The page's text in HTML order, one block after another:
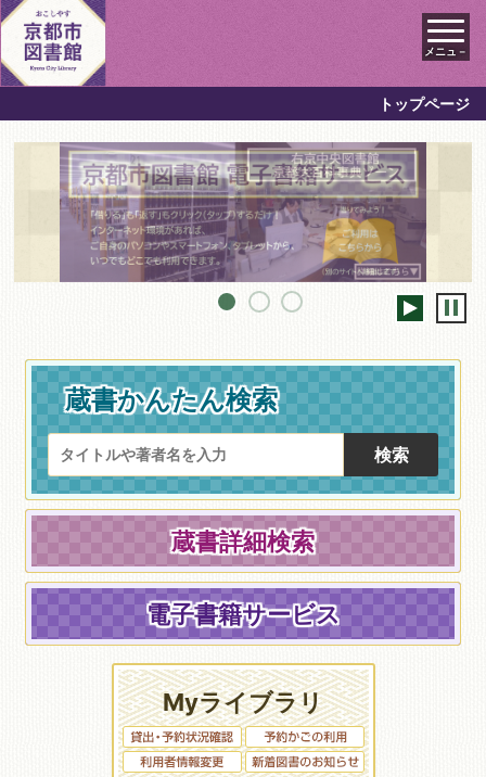
メニュ－
トップページ
蔵書かんたん検索
蔵書詳細検索
電子書籍サービス
Myライブラリ